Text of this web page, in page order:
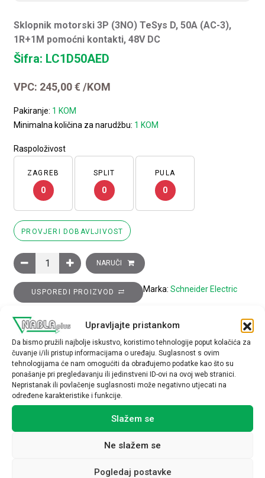
Upravljajte pristankom
Da bismo pružili najbolje iskustvo, koristimo tehnologije poput kolačića za
čuvanje i/ili pristup informacijama o uređaju. Suglasnost s ovim
tehnologijama će nam omogućiti da obrađujemo podatke kao što su
ponašanje pri pregledavanju ili jedinstveni ID-ovi na ovoj web stranici.
Nepristanak ili povlačenje suglasnosti može negativno utjecati na
određene karakteristike i funkcije.
Slažem se
Ne slažem se
Pogledaj postavke
Sklopnik motorski 3P (3NO) TeSys D, 50A (AC-3),
1R+1M pomoćni kontakti, 48V DC
Šifra: LC1D50AED
VPC: 245,00€ /KOM
Pakiranje: 1 KOM
Minimalna količina za narudžbu: 1 KOM
Raspoloživost
ZAGREB
0
SPLIT
0
PULA
0
PROVJERI DOBAVLJIVOST
Sklopnik motorski 3P (3NO) TeSys D, 50A (AC-3), 1R+1M
NARUČI
USPOREDI PROIZVOD Marka: Schneider Electric
TEHNIČKE SPECIFIKACIJE
Povezani proizvodi